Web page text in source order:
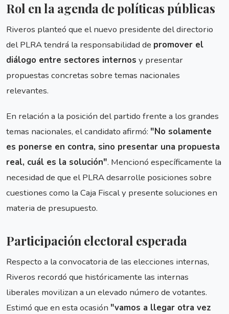
Rol en la agenda de políticas públicas
Riveros planteó que el nuevo presidente del directorio
del PLRA tendrá la responsabilidad de promover el
diálogo entre sectores internos y presentar
propuestas concretas sobre temas nacionales
relevantes.
En relación a la posición del partido frente a los grandes
temas nacionales, el candidato afirmó: "No solamente
es ponerse en contra, sino presentar una propuesta
real, cuál es la solución". Mencionó específicamente la
necesidad de que el PLRA desarrolle posiciones sobre
cuestiones como la Caja Fiscal y presente soluciones en
materia de presupuesto.
Participación electoral esperada
Respecto a la convocatoria de las elecciones internas,
Riveros recordó que históricamente las internas
liberales movilizan a un elevado número de votantes.
Estimó que en esta ocasión "vamos a llegar otra vez